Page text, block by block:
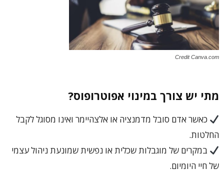
Credit Canva.com
מתי יש צורך במינוי אפוטרופוס?
כאשר אדם סובל מדמנציה או אלצהיימר ואינו מסוגל לקבל
החלטות.
במקרים של מוגבלות שכלית או נפשית שמונעת ניהול עצמי
של חיי היומיום.